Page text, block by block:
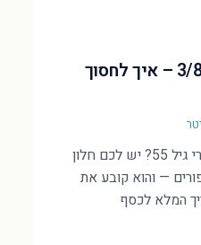
חזק בעו״ש 3/8/2026 – איך לחסוך
פוטרתם או פרשתם אחרי גיל 55? יש לכם חלון
— והוא קובע את
המלא לכסף